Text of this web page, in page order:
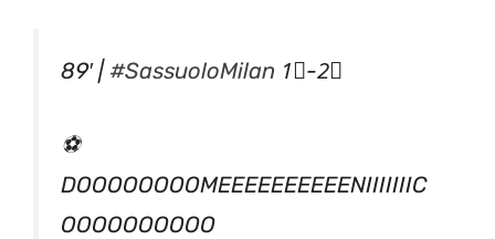
89′ | #SassuoloMilan 1⃣-2⃣
⚽️
DOOOOOOOOMEEEEEEEEEENIIIIIIIC
OOOOOOOOOO